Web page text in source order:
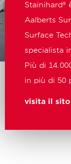
Stainihard®
Aalberts
Surface
specialista
Più di
in più di 50
visita il sito